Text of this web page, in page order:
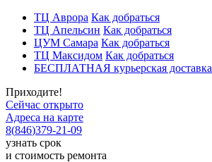
ТЦ Аврора Как добраться
ТЦ Апельсин Как добраться
ЦУМ Самара Как добраться
ТЦ Максидом Как добраться
БЕСПЛАТНАЯ курьерская доставка
Приходите!
Сейчас открыто
Адреса на карте
8(846)379-21-09
узнать срок
и стоимость ремонта